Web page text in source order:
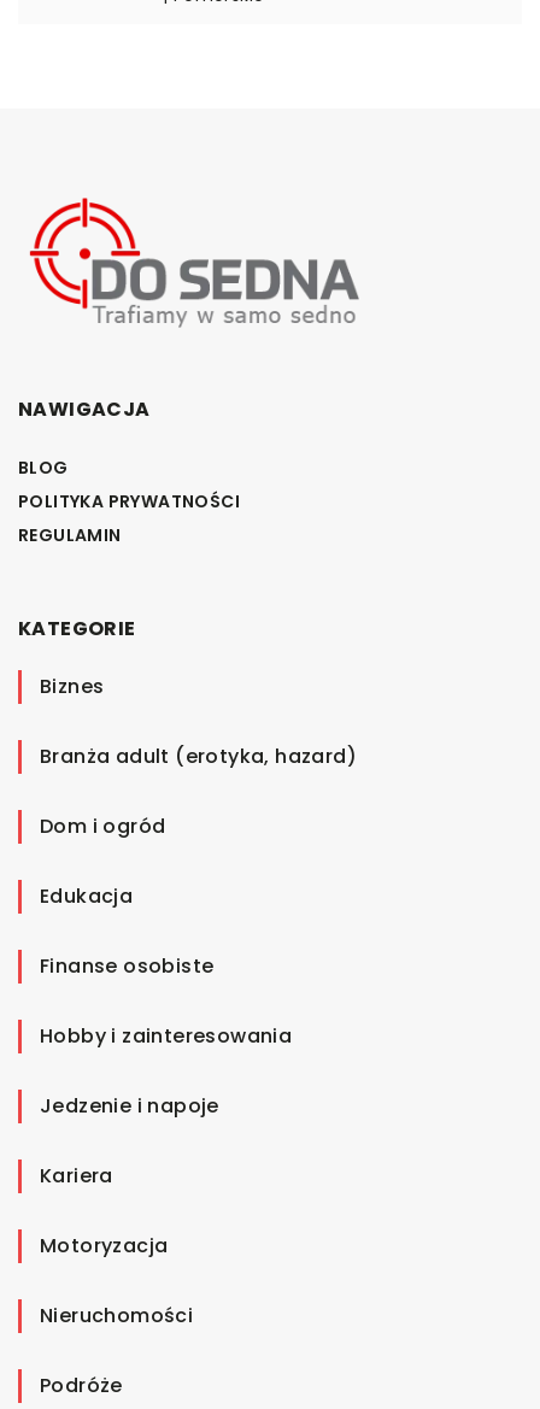
NAWIGACJA
BLOG
POLITYKA PRYWATNOŚCI
REGULAMIN
KATEGORIE
Biznes
Branża adult (erotyka, hazard)
Dom i ogród
Edukacja
Finanse osobiste
Hobby i zainteresowania
Jedzenie i napoje
Kariera
Motoryzacja
Nieruchomości
Podróże